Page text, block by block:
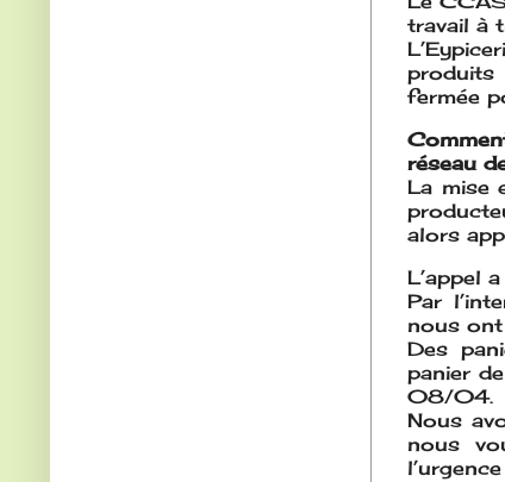
travail à
produits
fermée
réseau
La mise
alors
L’appel
Par
nous ont
Des
panier
08/04.
Nous
nous